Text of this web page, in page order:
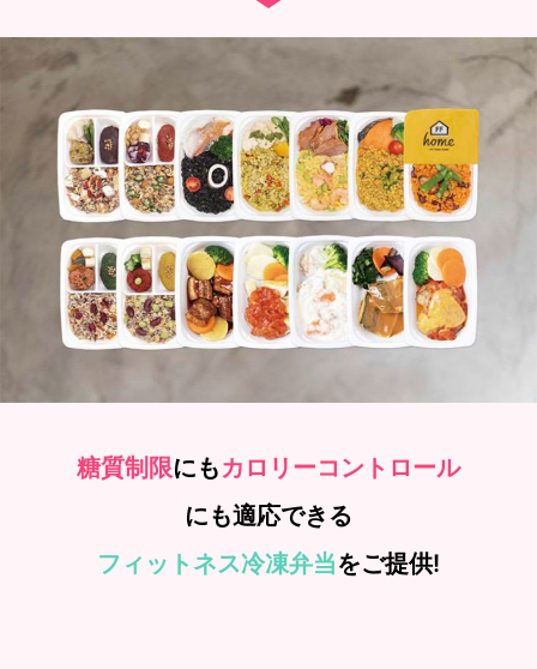
糖質制限にもカロリーコントロール
にも適応できる
フィットネス冷凍弁当をご提供!